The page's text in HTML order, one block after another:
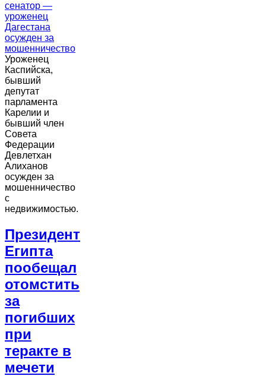
Уроженец
Каспийска,
бывший
депутат
парламента
Карелии и
бывший член
Совета
Федерации
Девлетхан
Алиханов
осужден за
мошенничество
с
недвижимостью.
Президент
Египта
пообещал
отомстить
за
погибших
при
теракте в
мечети